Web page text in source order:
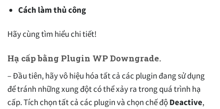
Cách làm thủ công
Hãy cùng tìm hiểu chi tiết!
Hạ cấp bằng Plugin WP Downgrade.
– Đầu tiên, hãy vô hiệu hóa tất cả các plugin đang sử dụng
để tránh những xung đột có thể xảy ra trong quá trình hạ
cấp. Tích chọn tất cả các plugin và chọn chế độDeactive,